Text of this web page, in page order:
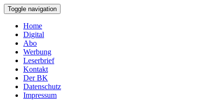
Toggle navigation
Home
Digital
Abo
Werbung
Leserbrief
Kontakt
Der BK
Datenschutz
Impressum